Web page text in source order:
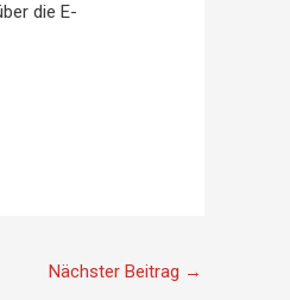
die E-
Nächster Beitrag →